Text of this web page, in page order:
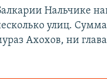
Нальчике
улиц.
Ахохов, ни